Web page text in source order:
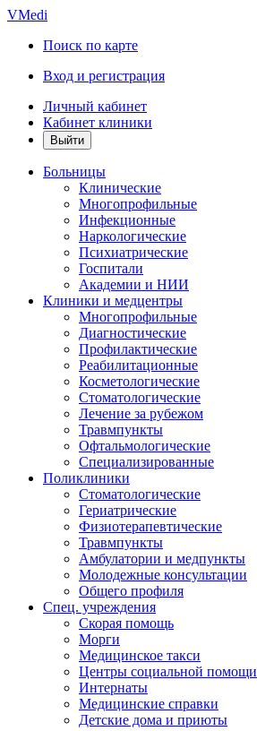
VMedi
Поиск по карте
Вход и регистрация
Личный кабинет
Кабинет клиники
Больницы
Клинические
Многопрофильные
Инфекционные
Наркологические
Психиатрические
Госпитали
Академии и НИИ
Клиники и медцентры
Многопрофильные
Диагностические
Профилактические
Реабилитационные
Косметологические
Стоматологические
Лечение за рубежом
Травмпункты
Офтальмологические
Специализированные
Поликлиники
Стоматологические
Гериатрические
Физиотерапевтические
Травмпункты
Амбулатории и медпункты
Молодежные консультации
Общего профиля
Спец. учреждения
Скорая помощь
Морги
Медицинское такси
Центры социальной помощи
Интернаты
Медицинские справки
Детские дома и приюты